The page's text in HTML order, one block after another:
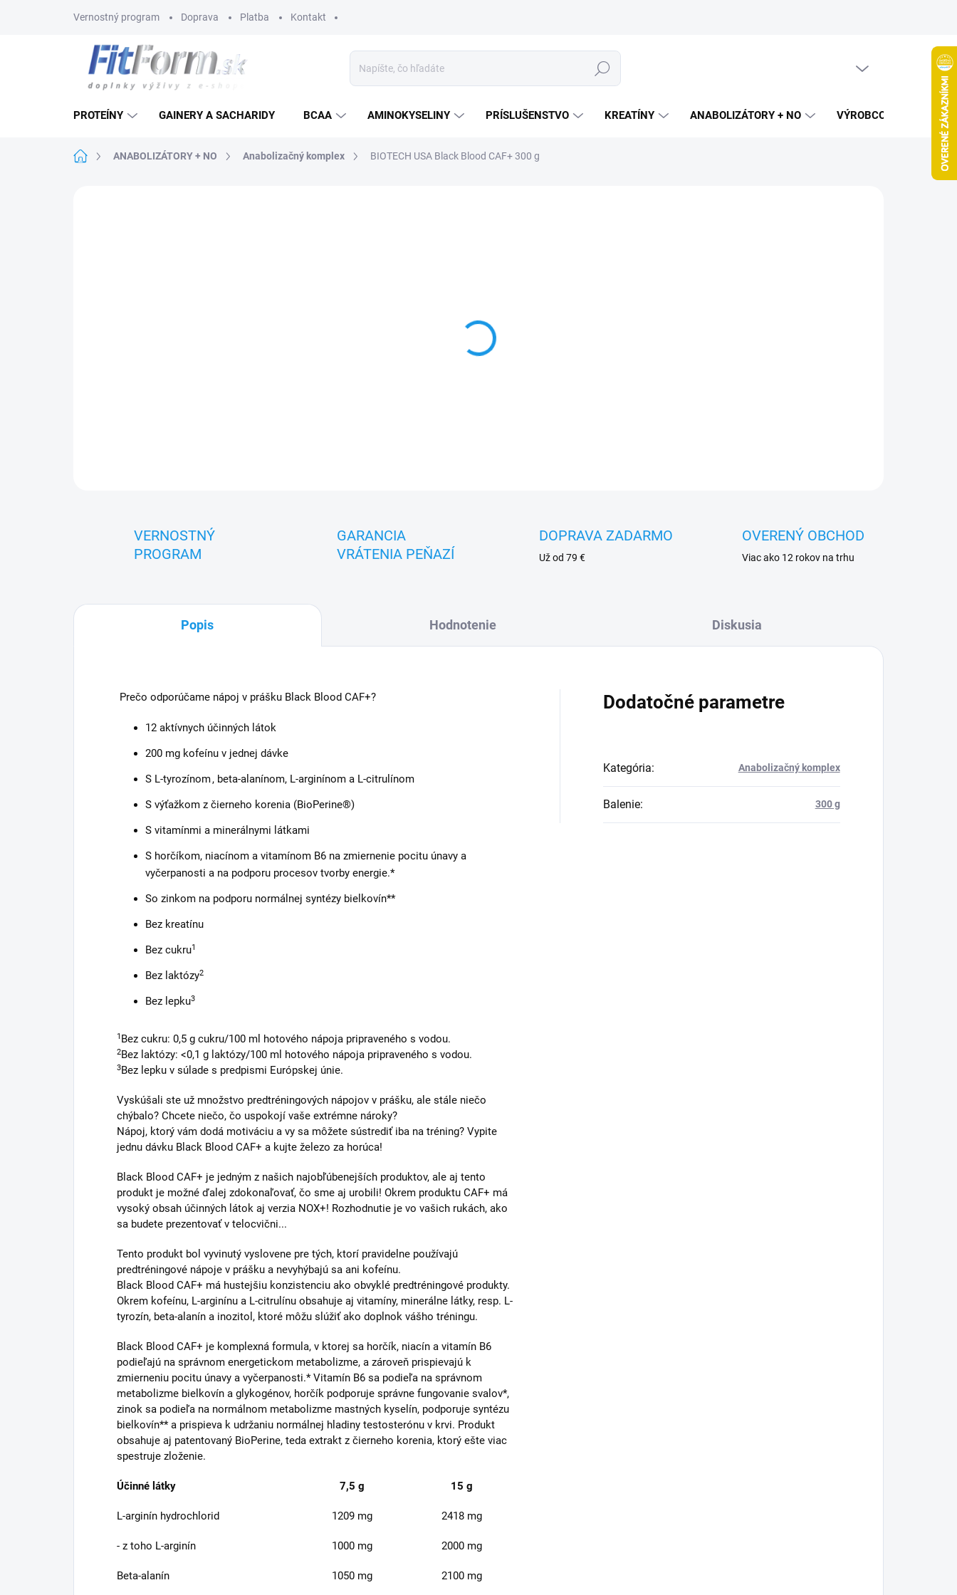
Vernostný program Doprava Platba Kontakt
Hľadať
PROTEÍNY GAINERY A SACHARIDY BCAA AMINOKYSELINY PRÍSLUŠENSTVO KREATÍNY ANABOLIZÁTORY + NO VÝROBCOVIA
DomovANABOLIZÁTORY + NO Anabolizačný komplex BIOTECH USA Black Blood CAF+ 300 g
VERNOSTNÝ
PROGRAM
GARANCIA
VRÁTENIA PEŇAZÍ
DOPRAVA ZADARMO
Už od 79 €
OVERENÝ OBCHOD
Viac ako 12 rokov na trhu
Popis Hodnotenie Diskusia
Prečo odporúčame nápoj v prášku Black Blood CAF+?
12 aktívnych účinných látok
200 mg kofeínu v jednej dávke
S L-tyrozínom , beta-alanínom, L-arginínom a L-citrulínom
S výťažkom z čierneho korenia (BioPerine®)
S vitamínmi a minerálnymi látkami
S horčíkom, niacínom a vitamínom B6 na zmiernenie pocitu únavy a
vyčerpanosti a na podporu procesov tvorby energie.*
So zinkom na podporu normálnej syntézy bielkovín**
Bez kreatínu
Bez cukru1
Bez laktózy2
Bez lepku3
1 Bez cukru: 0,5 g cukru/100 ml hotového nápoja pripraveného s vodou.
2Bez laktózy: <0,1 g laktózy/100 ml hotového nápoja pripraveného s vodou.
3Bez lepku v súlade s predpismi Európskej únie.
Vyskúšali ste už množstvo predtréningových nápojov v prášku, ale stále niečo
chýbalo? Chcete niečo, čo uspokojí vaše extrémne nároky?
Nápoj, ktorý vám dodá motiváciu a vy sa môžete sústrediť iba na tréning? Vypite
jednu dávku Black Blood CAF+ a kujte železo za horúca!
Black Blood CAF+ je jedným z našich najobľúbenejších produktov, ale aj tento
produkt je možné ďalej zdokonaľovať, čo sme aj urobili! Okrem produktu CAF+ má
vysoký obsah účinných látok aj verzia NOX+! Rozhodnutie je vo vašich rukách, ako
sa budete prezentovať v telocvični...
Tento produkt bol vyvinutý vyslovene pre tých, ktorí pravidelne používajú
predtréningové nápoje v prášku a nevyhýbajú sa ani kofeínu.
Black Blood CAF+ má hustejšiu konzistenciu ako obvyklé predtréningové produkty.
Okrem kofeínu, L-arginínu a L-citrulínu obsahuje aj vitamíny, minerálne látky, resp. L-
tyrozín, beta-alanín a inozitol, ktoré môžu slúžiť ako doplnok vášho tréningu.
Black Blood CAF+ je komplexná formula, v ktorej sa horčík, niacín a vitamín B6
podieľajú na správnom energetickom metabolizme, a zároveň prispievajú k
zmierneniu pocitu únavy a vyčerpanosti.* Vitamín B6 sa podieľa na správnom
metabolizme bielkovín a glykogénov, horčík podporuje správne fungovanie svalov*,
zinok sa podieľa na normálnom metabolizme mastných kyselín, podporuje syntézu
bielkovín** a prispieva k udržaniu normálnej hladiny testosterónu v krvi. Produkt
obsahuje aj patentovaný BioPerine, teda extrakt z čierneho korenia, ktorý ešte viac
spestruje zloženie.
Účinné látky 7,5 g 15 g
L-arginín hydrochlorid 1209 mg 2418 mg
- z toho L-arginín 1000 mg 2000 mg
Beta-alanín 1050 mg 2100 mg
Dodatočné parametre
Kategória: Anabolizačný komplex
Balenie: 300 g